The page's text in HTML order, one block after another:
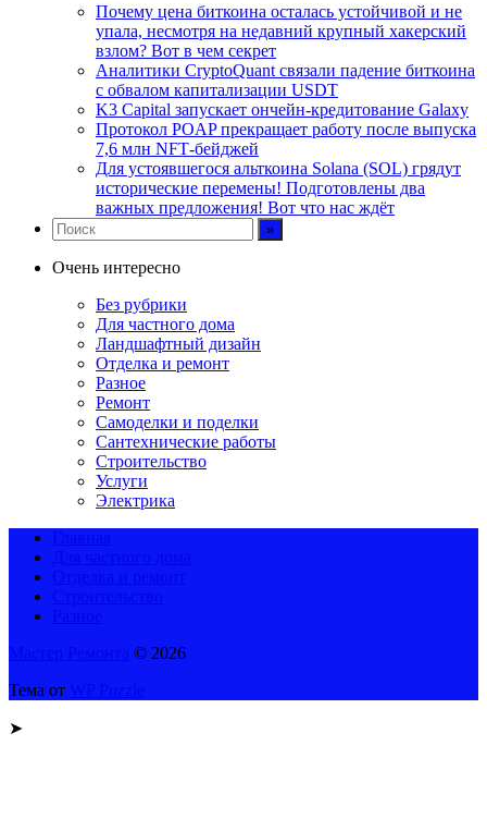
Почему цена биткоина осталась устойчивой и не
упала, несмотря на недавний крупный хакерский
взлом? Вот в чем секрет
Аналитики CryptoQuant связали падение биткоина
с обвалом капитализации USDT
K3 Capital запускает ончейн-кредитование Galaxy
Протокол POAP прекращает работу после выпуска
7,6 млн NFT‑бейджей
Для устоявшегося альткоина Solana (SOL) грядут
исторические перемены! Подготовлены два
важных предложения! Вот что нас ждёт
Очень интересно
Без рубрики
Для частного дома
Ландшафтный дизайн
Отделка и ремонт
Разное
Ремонт
Самоделки и поделки
Сантехнические работы
Строительство
Услуги
Электрика
© 2026
Тема от
➤